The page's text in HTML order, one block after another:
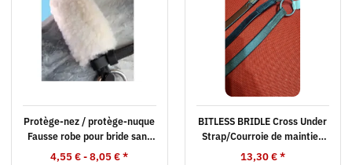
Protège-nez / protège-nuque
Fausse robe pour bride sans
mors et autres brides
4,55 € -8,05 €*
BITLESS BRIDLE Cross Under
Strap/Courroie de maintien
de rechange Bitless Bridle
13,30 €*